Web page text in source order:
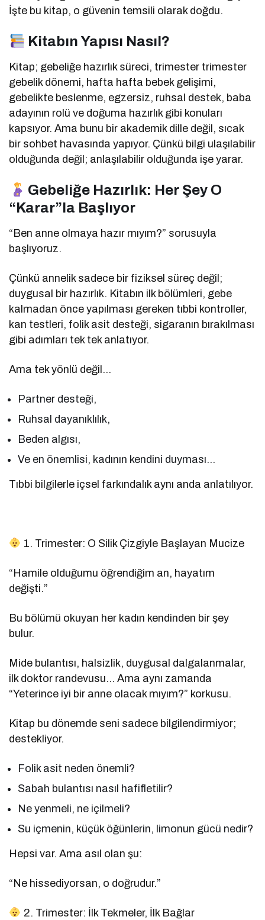
İşte bu kitap, o güvenin temsili olarak doğdu.
Kitabın Yapısı Nasıl?
Kitap; gebeliğe hazırlık süreci, trimester trimester
gebelik dönemi, hafta hafta bebek gelişimi,
gebelikte beslenme, egzersiz, ruhsal destek, baba
adayının rolü ve doğuma hazırlık gibi konuları
kapsıyor. Ama bunu bir akademik dille değil, sıcak
bir sohbet havasında yapıyor. Çünkü bilgi ulaşılabilir
olduğunda değil; anlaşılabilir olduğunda işe yarar.
Gebeliğe Hazırlık: Her Şey O
“Karar”la Başlıyor
“Ben anne olmaya hazır mıyım?” sorusuyla
başlıyoruz.
Çünkü annelik sadece bir fiziksel süreç değil;
duygusal bir hazırlık. Kitabın ilk bölümleri, gebe
kalmadan önce yapılması gereken tıbbi kontroller,
kan testleri, folik asit desteği, sigaranın bırakılması
gibi adımları tek tek anlatıyor.
Ama tek yönlü değil…
Partner desteği,
Ruhsal dayanıklılık,
Beden algısı,
Ve en önemlisi, kadının kendini duyması…
Tıbbi bilgilerle içsel farkındalık aynı anda anlatılıyor.
1. Trimester: O Silik Çizgiyle Başlayan Mucize
“Hamile olduğumu öğrendiğim an, hayatım
değişti.”
Bu bölümü okuyan her kadın kendinden bir şey
bulur.
Mide bulantısı, halsizlik, duygusal dalgalanmalar,
ilk doktor randevusu… Ama aynı zamanda
“Yeterince iyi bir anne olacak mıyım?” korkusu.
Kitap bu dönemde seni sadece bilgilendirmiyor;
destekliyor.
Folik asit neden önemli?
Sabah bulantısı nasıl hafifletilir?
Ne yenmeli, ne içilmeli?
Su içmenin, küçük öğünlerin, limonun gücü nedir?
Hepsi var. Ama asıl olan şu:
“Ne hissediyorsan, o doğrudur.”
2. Trimester: İlk Tekmeler, İlk Bağlar